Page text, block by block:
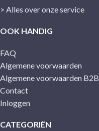
> Alles over onze service
OOK HANDIG
FAQ
Algemene voorwaarden
Algemene voorwaarden B2B
Contact
Inloggen
CATEGORIËN